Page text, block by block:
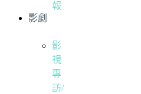
報
影劇
影
視
專
訪/